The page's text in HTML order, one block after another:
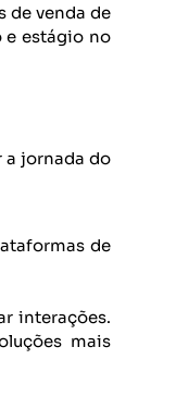
de venda de
e estágio no
a jornada do
de
interações.
mais